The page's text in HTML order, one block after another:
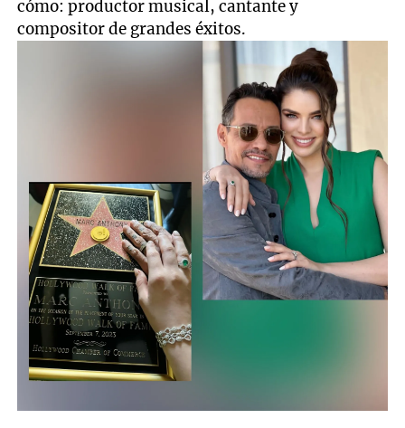
cómo: productor musical, cantante y
compositor de grandes éxitos.